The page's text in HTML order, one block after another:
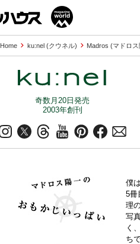
Home ku:nel (クウネル) Madros (マドロ
奇数月20日発売
2003年創刊
僕
5冊
理
写
く
ち